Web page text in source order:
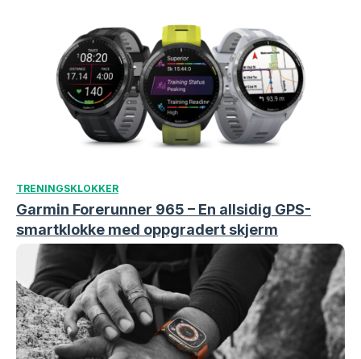
TRENINGSKLOKKER
Garmin Forerunner 965 – En allsidig GPS-
smartklokke med oppgradert skjerm